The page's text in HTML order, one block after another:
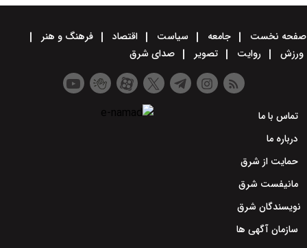
صفحه نخست جامعه سیاست اقتصاد
فرهنگ و هنر
ورزش
روایت تصویر صدای شرق
تماس با ما
درباره ما
حمایت از شرق
مانیفست شرق
نویسندگان شرق
سازمان آگهی ها